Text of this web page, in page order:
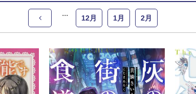
12月 1月 2月